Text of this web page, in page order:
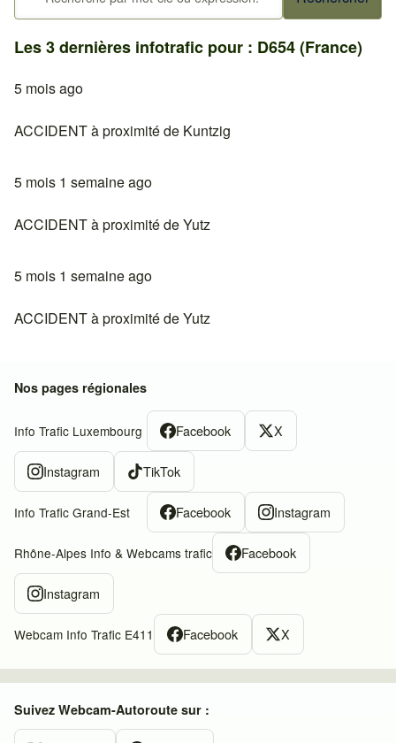
Les 3 dernières infotrafic pour : D654 (France)
5 mois ago
ACCIDENT à proximité de Kuntzig
5 mois 1 semaine ago
ACCIDENT à proximité de Yutz
5 mois 1 semaine ago
ACCIDENT à proximité de Yutz
Nos pages régionales
Info Trafic Luxembourg Facebook X
Instagram TikTok
Info Trafic Grand-Est Facebook Instagram
Rhône-Alpes Info & Webcams trafic Facebook
Instagram
Webcam Info Trafic E411 Facebook X
Suivez Webcam-Autoroute sur :